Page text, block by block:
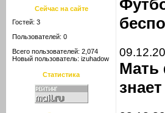
Сейчас на сайте
Гостей: 3
Пользователей: 0
Всего пользователей: 2,074
Новый пользователь: izuhadow
Статистика
Мать